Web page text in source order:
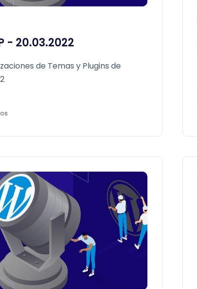
- 20.03.2022
de Temas y Plugins de